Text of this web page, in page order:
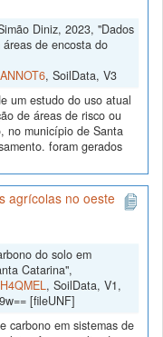
Diniz, 2023, "Dados
de encosta do
, SoilData, V3
um estudo do uso atual
de áreas de risco ou
no município de Santa
foram gerados
agrícolas no oeste
do solo em
Catarina",
, SoilData, V1,
[fileUNF]
carbono em sistemas de